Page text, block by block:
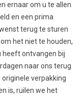
ernaar om u te allen
en een prima
terug te sturen
het niet te houden,
heeft ontvangen bij
naar ons terug
verpakking
is, ruilen we het